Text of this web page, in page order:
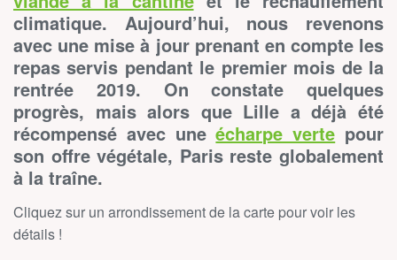
climatique. Aujourd’hui, nous revenons
avec une mise à jour prenant en compte les
repas servis pendant le premier mois de la
rentrée 2019. On constate quelques
progrès, mais alors que Lille a déjà été
récompensé avec uneécharpe verte pour
son offre végétale, Paris reste globalement
à la traîne.
Cliquez sur un arrondissement de la carte pour voir les
détails !